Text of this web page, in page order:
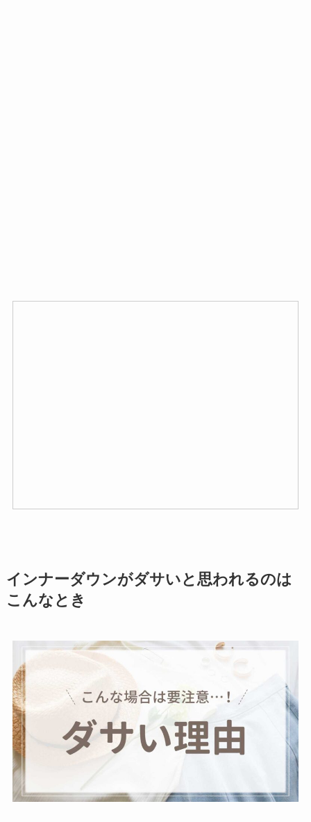
インナーダウンがダサいと思われるのは
こんなとき